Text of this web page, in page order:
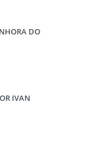
DO
IVAN